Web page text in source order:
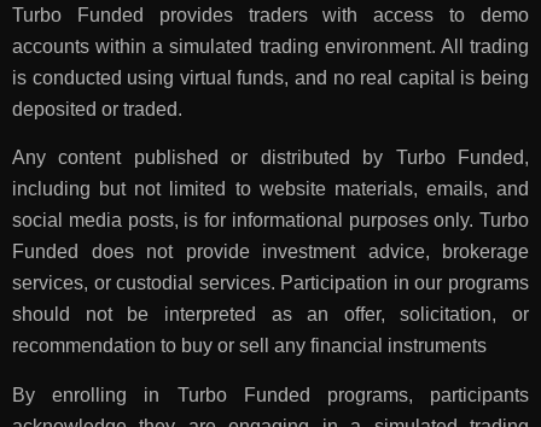
Turbo Funded provides traders with access to demo
accounts within a simulated trading environment. All trading
is conducted using virtual funds, and no real capital is being
deposited or traded.
Any content published or distributed by Turbo Funded,
including but not limited to website materials, emails, and
social media posts, is for informational purposes only. Turbo
Funded does not provide investment advice, brokerage
services, or custodial services. Participation in our programs
should not be interpreted as an offer, solicitation, or
recommendation to buy or sell any financial instruments
By enrolling in Turbo Funded programs, participants